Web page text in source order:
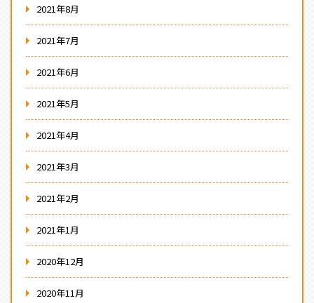
2021年8月
2021年7月
2021年6月
2021年5月
2021年4月
2021年3月
2021年2月
2021年1月
2020年12月
2020年11月